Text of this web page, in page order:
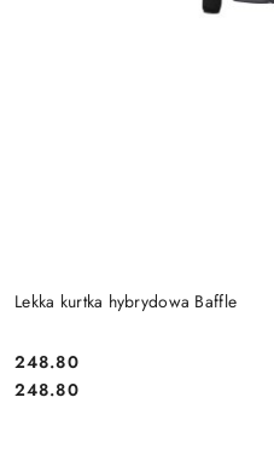
Lekka kurtka hybrydowa Baffle
Cena:
248.80
Cena:
248.80